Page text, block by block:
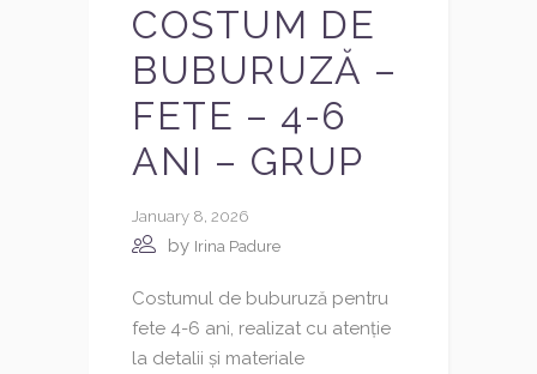
COSTUM DE
BUBURUZĂ –
FETE – 4-6
ANI – GRUP
January 8, 2026
by Irina Padure
Costumul de buburuză pentru
fete 4-6 ani, realizat cu atenție
la detalii și materiale